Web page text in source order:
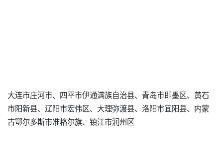
大连市庄河市、四平市伊通满族自治县、青岛市即墨区、黄石
市阳新县、辽阳市宏伟区、大理弥渡县、洛阳市宜阳县、内蒙
古鄂尔多斯市准格尔旗、镇江市润州区